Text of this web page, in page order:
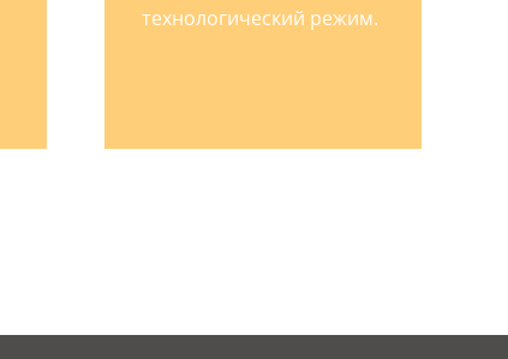
технологический режим.